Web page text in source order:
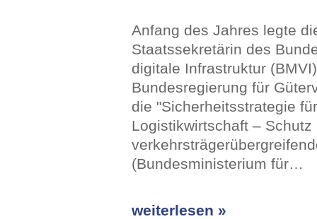
Anfang des Jahres legte
Staatssekretärin des
digitale Infrastruktur
Bundesregierung für
die "Sicherheitsstrategie
Logistikwirtschaft –
(Bundesministerium für…
weiterlesen »